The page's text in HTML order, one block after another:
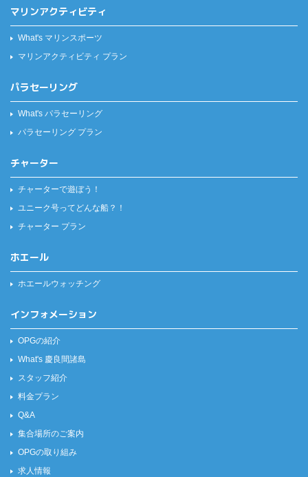
マリンアクティビティ
What's マリンスポーツ
マリンアクティビティ プラン
パラセーリング
What's パラセーリング
パラセーリング プラン
チャーター
チャーターで遊ぼう！
ユニーク号ってどんな船？！
チャーター プラン
ホエール
ホエールウォッチング
インフォメーション
OPGの紹介
What's 慶良間諸島
スタッフ紹介
料金プラン
Q&A
集合場所のご案内
OPGの取り組み
求人情報